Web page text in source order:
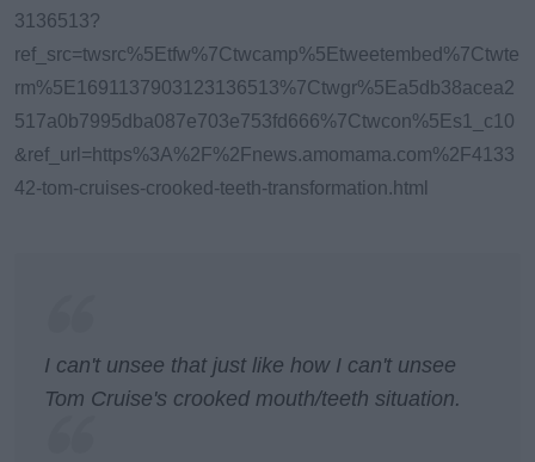
3136513?
ref_src=twsrc%5Etfw%7Ctwcamp%5Etweetembed%7Ctwte
rm%5E1691137903123136513%7Ctwgr%5Ea5db38acea2
517a0b7995dba087e703e753fd666%7Ctwcon%5Es1_c10
&ref_url=https%3A%2F%2Fnews.amomama.com%2F4133
42-tom-cruises-crooked-teeth-transformation.html
I can't unsee that just like how I can't unsee
Tom Cruise's crooked mouth/teeth situation.